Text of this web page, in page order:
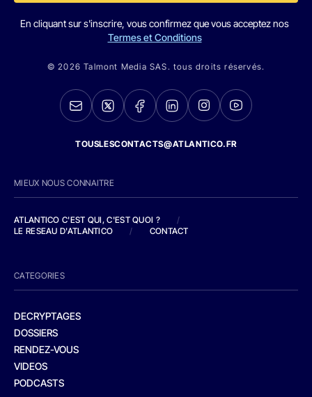
En cliquant sur s'inscrire, vous confirmez que vous acceptez nos
Termes et Conditions
© 2026 Talmont Media SAS. tous droits réservés.
TOUSLESCONTACTS@ATLANTICO.FR
MIEUX NOUS CONNAITRE
ATLANTICO C'EST QUI, C'EST QUOI ?
/
LE RESEAU D'ATLANTICO
/ CONTACT
CATEGORIES
DECRYPTAGES
DOSSIERS
RENDEZ-VOUS
VIDEOS
PODCASTS